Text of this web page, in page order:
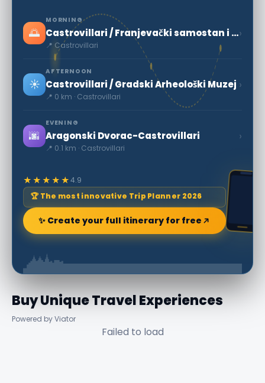
🌅
MORNING
Castrovillari / Franjevački samostan i Crkva Svetog Trojstva
📍 Castrovillari
›
☀️
AFTERNOON
Castrovillari / Gradski Arheološki Muzej
📍 0 km · Castrovillari
›
🌆
EVENING
Aragonski Dvorac-Castrovillari
📍 0.1 km · Castrovillari
›
★★★★★4.9
🏆 The most innovative Trip Planner 2026
✨ Create your full itinerary for free
Buy Unique Travel Experiences
Powered by Viator
Failed to load